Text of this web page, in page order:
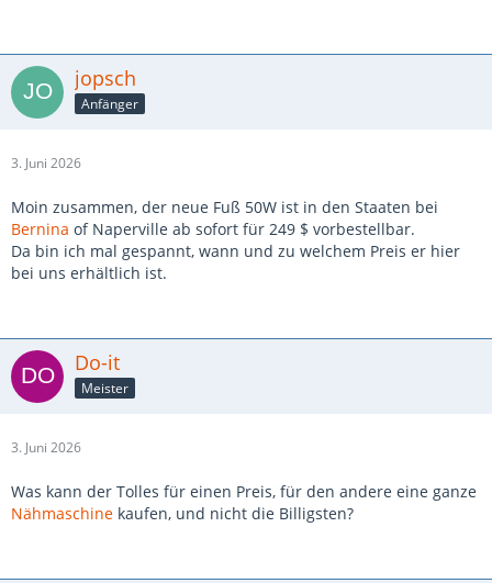
jopsch
Anfänger
3. Juni 2026
Moin zusammen, der neue Fuß 50W ist in den Staaten bei
Bernina of Naperville ab sofort für 249 $ vorbestellbar.
Da bin ich mal gespannt, wann und zu welchem Preis er hier
bei uns erhältlich ist.
Do-it
Meister
3. Juni 2026
Was kann der Tolles für einen Preis, für den andere eine ganze
Nähmaschine kaufen, und nicht die Billigsten?